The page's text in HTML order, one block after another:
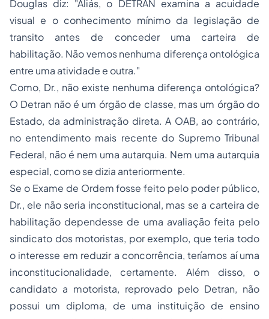
Douglas diz: "Aliás, o DETRAN examina a acuidade
visual e o conhecimento mínimo da legislação de
transito antes de conceder uma carteira de
habilitação. Não vemos nenhuma diferença ontológica
entre uma atividade e outra."
Como, Dr., não existe nenhuma diferença ontológica?
O Detran não é um órgão de classe, mas um órgão do
Estado, da administração direta. A OAB, ao contrário,
no entendimento mais recente do Supremo Tribunal
Federal, não é nem uma autarquia. Nem uma autarquia
especial, como se dizia anteriormente.
Se o Exame de Ordem fosse feito pelo poder público,
Dr., ele não seria inconstitucional, mas se a carteira de
habilitação dependesse de uma avaliação feita pelo
sindicato dos motoristas, por exemplo, que teria todo
o interesse em reduzir a concorrência, teríamos aí uma
inconstitucionalidade, certamente. Além disso, o
candidato a motorista, reprovado pelo Detran, não
possui um diploma, de uma instituição de ensino